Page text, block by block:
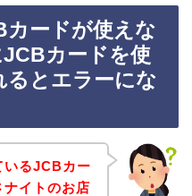
ードが使えな
カードを使
るとエラーにな
いるJCBカー
ナイトのお店